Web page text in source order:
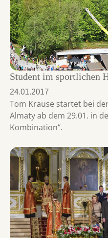
Student im sportlichen
24.01.2017
Tom Krause startet bei
Almaty ab dem 29.01. in
Kombination“.